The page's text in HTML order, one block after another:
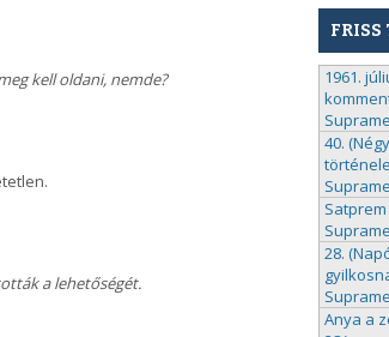
kell oldani, nemde?
a lehetőségét.
FRISS
1961.
40.
28.
Anya a